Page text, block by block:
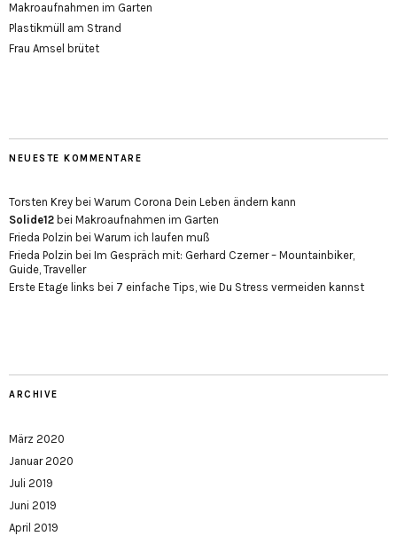
Makroaufnahmen im Garten
Plastikmüll am Strand
Frau Amsel brütet
NEUESTE KOMMENTARE
Torsten Krey bei Warum Corona Dein Leben ändern kann
Solide12 bei Makroaufnahmen im Garten
Frieda Polzin bei Warum ich laufen muß
Frieda Polzin bei Im Gespräch mit: Gerhard Czerner – Mountainbiker,
Guide, Traveller
Erste Etage links bei 7 einfache Tips, wie Du Stress vermeiden kannst
ARCHIVE
März 2020
Januar 2020
Juli 2019
Juni 2019
April 2019